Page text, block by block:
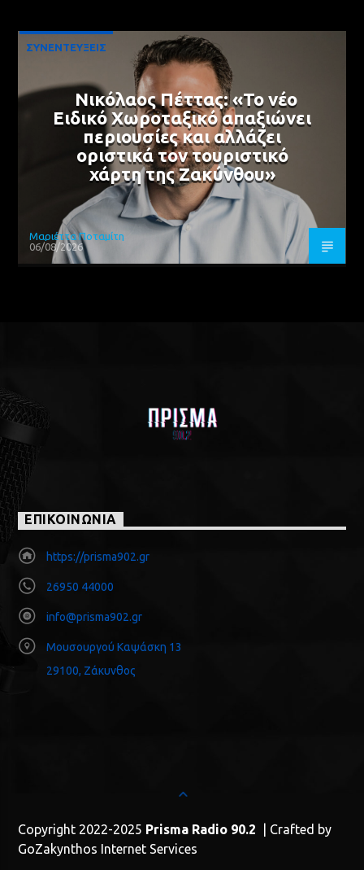
ΣΥΝΕΝΤΕΥΞΕΙΣ
Νικόλαος Πέττας: «Το νέο
Ειδικό Χωροταξικό απαξιώνει
περιουσίες και αλλάζει
οριστικά τον τουριστικό
χάρτη της Ζακύνθου»
Μαριέττα Ποταμίτη
06/08/2026
ΕΠΙΚΟΙΝΩΝΙΑ
https://prisma902.gr
26950 44000
info@prisma902.gr
Μουσουργού Καψάσκη 13
29100, Ζάκυνθος
Copyright 2022-2025 Prisma Radio 90.2 | Crafted by
GoZakynthos Internet Services